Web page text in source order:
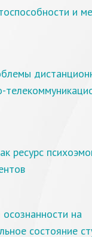
и
ресурс
на
состояние